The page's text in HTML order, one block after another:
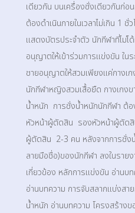
เดียวกัน บนเครื่องชั่งเดียวกันก่
ต้องดำเนินภายในเวลาไม่เกิน 1
แสดงบัตรประจำตัว นักกีฬาที่ไม่ไ
อนุญาตให้เข้าร่วมการแข่งขัน ใน
ชายอนุญาตให้สวมเพียงแค่กางเก
นักกีฬาหญิงสวมเสื้อยืด กางเกง
น้ำหนัก การชั่งน้ำหนักนักกีฬา ต้
หัวหน้าผู้ตัดสิน รองหัวหน้าผู้ตัดสิ
ผู้ตัดสิน 2-3 คน หลังจากการชั่ง
ลายมือชื่อ)ของนักกีฬา ลงในรา
เกี่ยวข้อง หลักการแข่งขัน อ่าน
อ่านบทความ การจับสลากแบ่งส
น้ำหนัก อ่านบทความ โครงสร้าง